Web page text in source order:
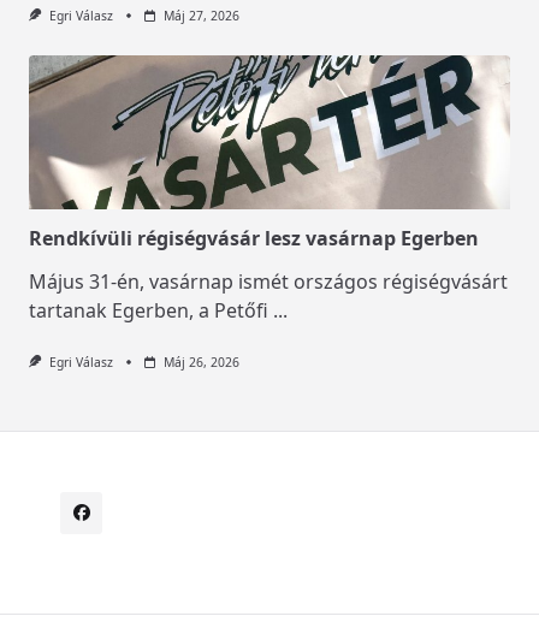
Egri Válasz Máj 27, 2026
Rendkívüli régiségvásár lesz vasárnap Egerben
Május 31-én, vasárnap ismét országos régiségvásárt
tartanak Egerben, a Petőfi ...
Egri Válasz Máj 26, 2026